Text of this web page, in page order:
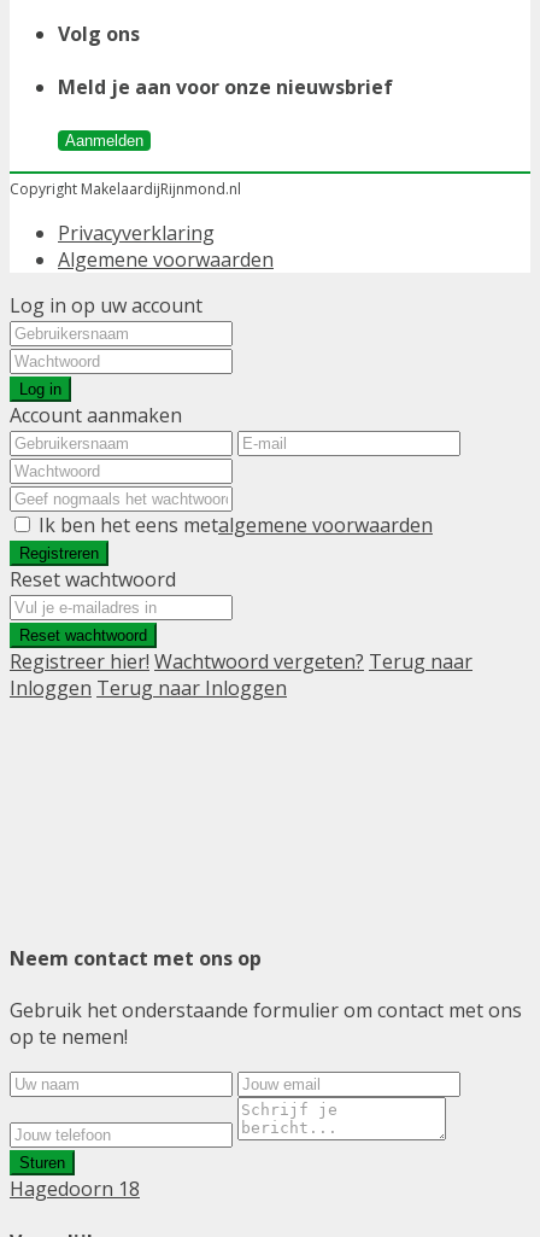
Volg ons
Meld je aan voor onze nieuwsbrief
Aanmelden
Copyright MakelaardijRijnmond.nl
Privacyverklaring
Algemene voorwaarden
Log in op uw account
Log in
Account aanmaken
Ik ben het eens metalgemene voorwaarden
Registreren
Reset wachtwoord
Reset wachtwoord
Registreer hier! Wachtwoord vergeten? Terug naar
Inloggen Terug naar Inloggen
Neem contact met ons op
Gebruik het onderstaande formulier om contact met ons
op te nemen!
Sturen
Hagedoorn 18